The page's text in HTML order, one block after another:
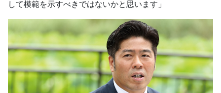
して模範を示すべきではないかと思います」